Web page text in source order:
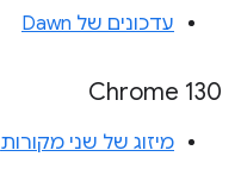
עדכונים של Dawn
Chrome 130
מיזוג של שני מקורות